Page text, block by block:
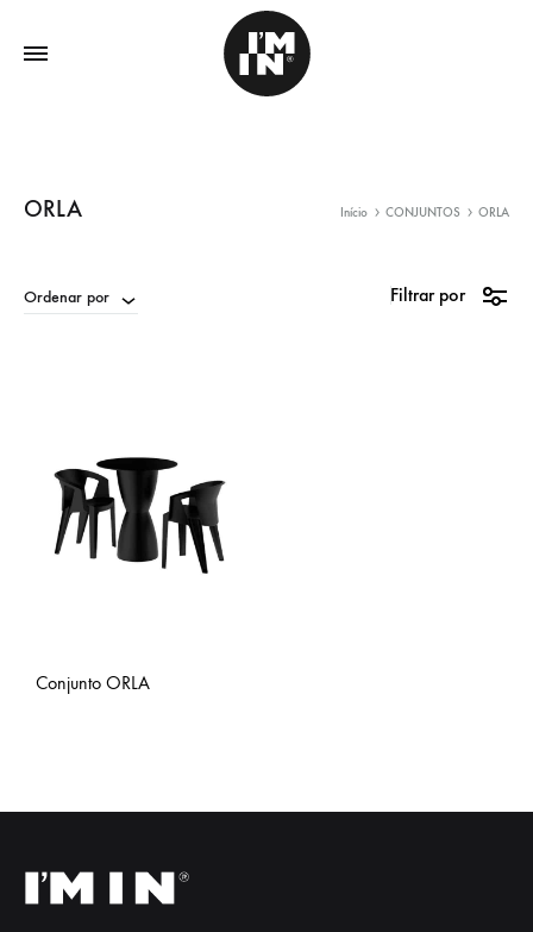
ORLA Início CONJUNTOS ORLA
Ordenar por Filtrar por
Conjunto ORLA